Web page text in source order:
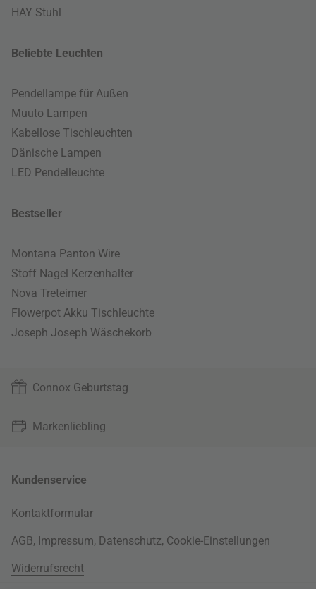
HAY Stuhl
Beliebte Leuchten
Pendellampe für Außen
Muuto Lampen
Kabellose Tischleuchten
Dänische Lampen
LED Pendelleuchte
Bestseller
Montana Panton Wire
Stoff Nagel Kerzenhalter
Nova Treteimer
Flowerpot Akku Tischleuchte
Joseph Joseph Wäschekorb
Connox Geburtstag
Markenliebling
Kundenservice
Kontaktformular
AGB, Impressum, Datenschutz, Cookie-Einstellungen
Widerrufsrecht